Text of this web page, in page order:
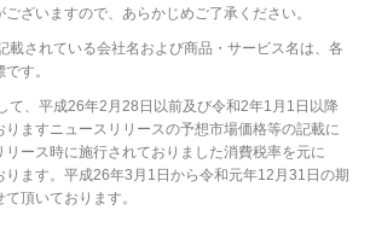
ざいますので、あらかじめご了承ください。
されている会社名および商品・サービス名は、各
す。
て、平成26年2月28日以前及び令和2年1月1日以降
りますニュースリリースの予想市場価格等の記載に
ース時に施行されておりました消費税率を元に
ります。平成26年3月1日から令和元年12月31日の期
頂いております。